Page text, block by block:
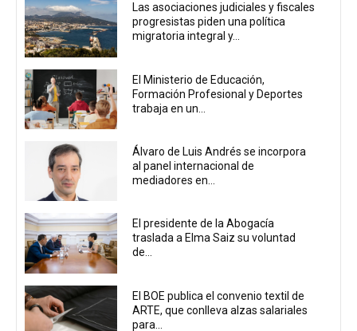
Las asociaciones judiciales y fiscales
progresistas piden una política
migratoria integral y...
El Ministerio de Educación,
Formación Profesional y Deportes
trabaja en un...
Álvaro de Luis Andrés se incorpora
al panel internacional de
mediadores en...
El presidente de la Abogacía
traslada a Elma Saiz su voluntad
de...
El BOE publica el convenio textil de
ARTE, que conlleva alzas salariales
para...